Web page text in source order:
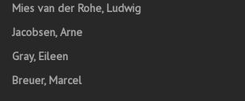
Mies van der Rohe, Ludwig
Jacobsen, Arne
Gray, Eileen
Breuer, Marcel